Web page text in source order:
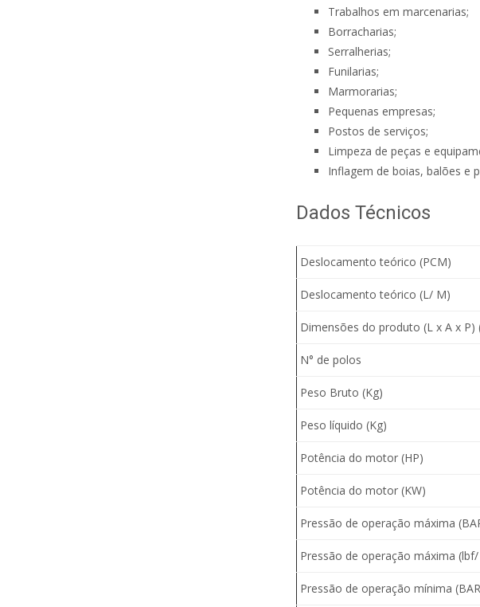
Trabalhos em marcenarias;
Borracharias;
Serralherias;
Funilarias;
Marmorarias;
Pequenas empresas;
Postos de serviços;
Limpeza de peças e
Inflagem de boias, balões e
Dados Técnicos
Deslocamento teórico (PCM)
Deslocamento teórico (L/ M)
Dimensões do produto (L x A x P)
N° de polos
Peso Bruto (Kg)
Peso líquido (Kg)
Potência do motor (HP)
Potência do motor (KW)
Pressão de operação máxima
Pressão de operação máxima (lbf/
Pressão de operação mínima